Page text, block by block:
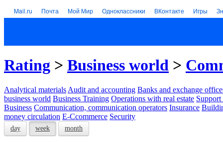
Mail.ru Почта Мой Мир Одноклассники ВКонтакте Игры
Rating > Business world >
Analytical materials Audit and accounting Banks and exchange
business world Business Training Operations with real estate Support
Business Communication, communication operators Insurance
money circulation E-Ccommerce Security
day week month